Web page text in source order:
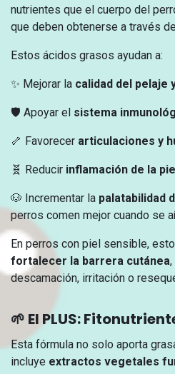
nutrientes que el cuerpo del
que deben obtenerse a través
Estos ácidos grasos ayudan a:
✨ Mejorar la calidad del pelaje
🛡️ Apoyar el sistema
🦴 Favorecer articulaciones y
🧬 Reducir inflamación de la
🐶 Incrementar la palatabilidad
perros comen mejor cuando se
En perros con piel sensible,
fortalecer la barrera cutánea
descamación, irritación o
🌱 El PLUS:
Esta fórmula no solo aporta
incluye extractos vegetales